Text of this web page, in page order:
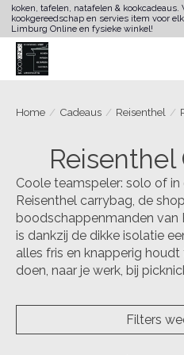
koken, tafelen, natafelen &
kookgereedschap en servies item voor
Limburg Online en fysieke winkel!
Home / Cadeaus / Reisenthel /
Coole teamspeler: solo of
Reisenthel carrybag, de
boodschappenmanden van
is dankzij de dikke isolatie
alles fris en knapperig
doen, naar je werk, bij
Filters